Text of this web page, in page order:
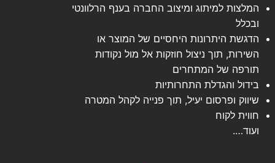
המלצות למיתוג ומיצוב החברה בענף הרלוונטי
ובכלל
הדגשת היתרונות היחסיים של המוצר או
השירות, תוך ניצול חוזקות אל מול נקודות
תורפה של המתחרים
בידול והגדלת התחרותיות
שיווק ופרסום יעיל, תוך פנייה לקהל המטרה
חווית לקוח
ועוד….